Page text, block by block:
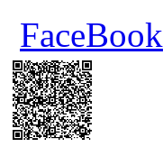
FaceBook